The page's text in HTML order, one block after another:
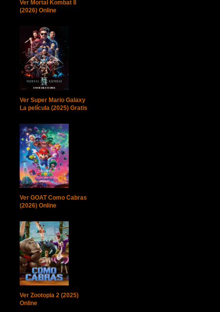
Ver Mortal Kombat II
(2026) Online
Ver Super Mario Galaxy
La película (2025) Gratis
Ver GOAT Como Cabras
(2026) Online
Ver Zootopia 2 (2025)
Online